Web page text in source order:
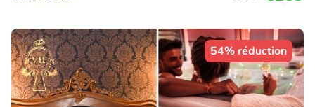
54% réduction